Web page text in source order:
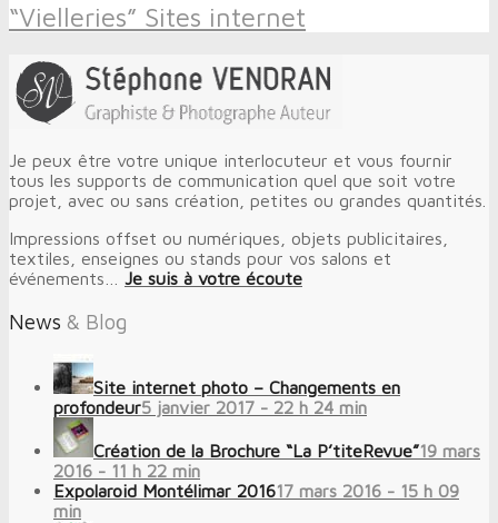
“Vielleries” Sites internet
Je peux être votre unique interlocuteur et vous fournir
tous les supports de communication quel que soit votre
projet, avec ou sans création, petites ou grandes quantités.
Impressions offset ou numériques, objets publicitaires,
textiles, enseignes ou stands pour vos salons et
événements… Je suis à votre écoute
News & Blog
Site internet photo – Changements en
profondeur5 janvier 2017 - 22 h 24 min
Création de la Brochure “La P’titeRevue”19 mars
2016 - 11 h 22 min
Expolaroid Montélimar 201617 mars 2016 - 15 h 09
min